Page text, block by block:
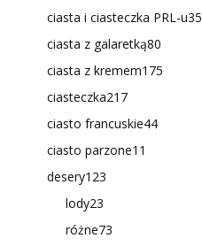
ciasta i ciasteczka PRL-u35
ciasta z galaretką80
ciasta z kremem175
ciasteczka217
ciasto francuskie44
ciasto parzone11
desery123
lody23
różne73